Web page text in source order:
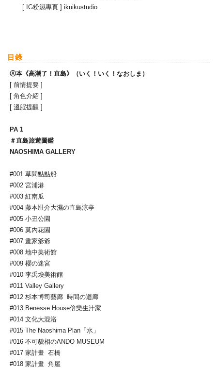
[ IG粉濕專頁 ] ikuikustudio
目錄
Ⓐ本《高潮了！直島》（いく！いく！なおしま）
[ 前情提要 ]
[ 角色介紹 ]
[ 溫腥提醒 ]
PA 1
＃直島旅遊圖鑑
NAOSHIMA GALLERY
#001 草間點點船
#002 宮浦港
#003 紅南瓜
#004 藤本壯介大濕の直島涼亭
#005 小丑公園
#006 莫內花園
#007 畫家爺爺
#008 地中美術館
#009 櫻の迷宮
#010 李禹煥美術館
#011 Valley Gallery
#012 杉本博司藝廊 時間の迴廊
#013 Benesse House倍樂生汁家
#014 文化大混浴
#015 The Naoshima Plan「水」
#016 不可貌相のANDO MUSEUM
#017 家計畫 石橋
#018 家計畫 角屋